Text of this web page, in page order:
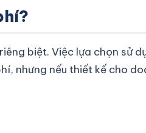
biệt. Việc lựa chọn sử
nhưng nếu thiết kế cho